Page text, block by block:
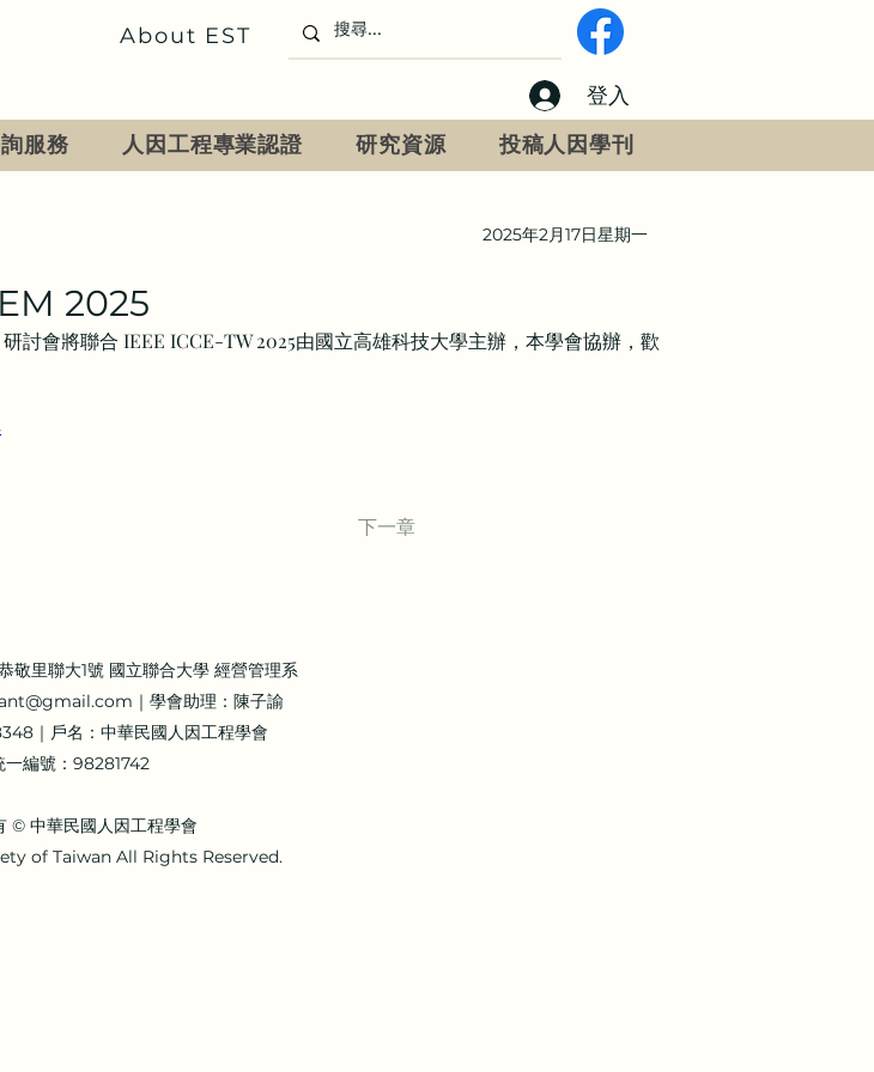
About EST
登入
服務 人因工程專業認證 研究資源 投稿人因學刊
2025年2月17日星期一
2025
討會將聯合 IEEE ICCE-TW 2025由國立高雄科技大學主辦，本學會協辦，歡
下一章
敬里聯大1號 國立聯合大學 經營管理系
｜學會助理：陳子諭
｜戶名：中華民國人因工程學會
一編號：98281742
© 中華民國人因工程學會
of Taiwan All Rights Reserved.